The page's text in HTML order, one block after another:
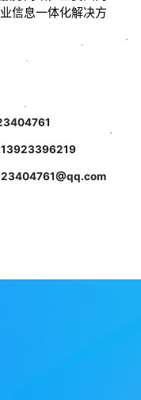
信息一体化解决方